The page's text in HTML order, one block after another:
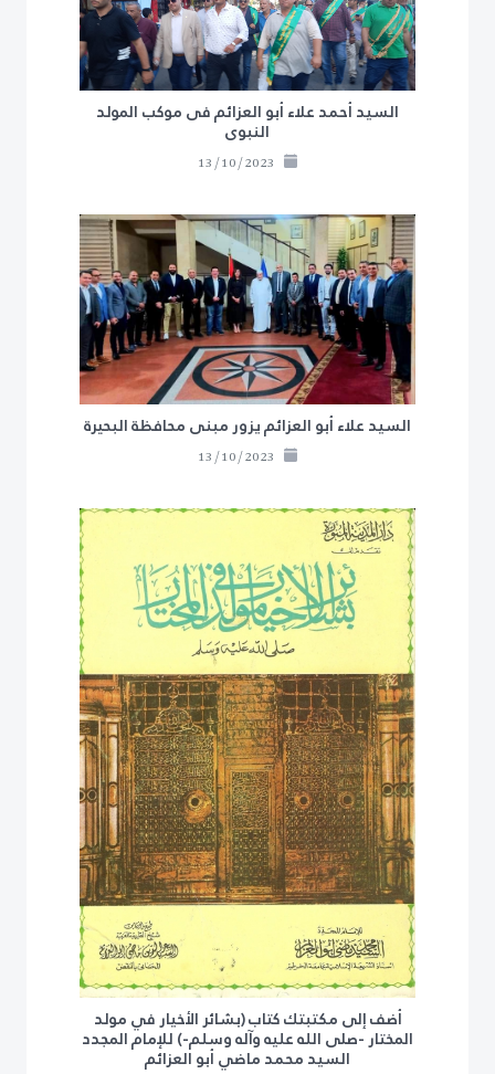
السيد أحمد علاء أبو العزائم فى موكب المولد
النبوى
السيد علاء أبو العزائم يزور مبنى محافظة البحيرة
أضف إلى مكتبتك كتاب (بشائر الأخيار في مولد
المختار -صلى الله عليه وآله وسلم-) للإمام المجدد
السيد محمد ماضي أبو العزائم